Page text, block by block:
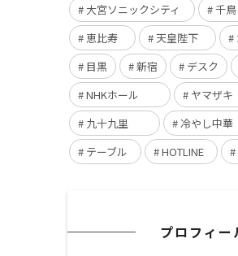
大宮ソニックシティ
千
恵比寿
天皇陛下
目黒
新宿 デスク
NHKホール
ヤマザキ
九十九里
冷やし中華
テーブル
HOTLINE
プロフィー